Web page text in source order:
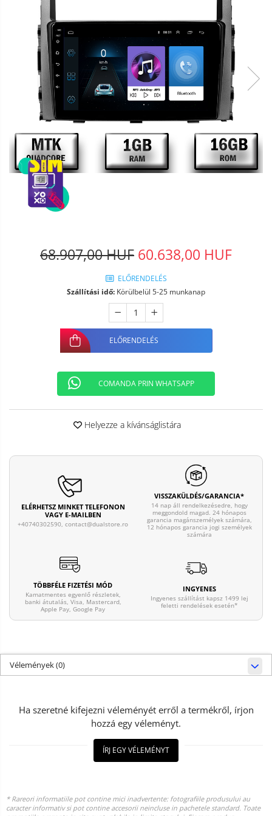
68.907,00 HUF 60.638,00 HUF
ELŐRENDELÉS
Szállítási idő: Körülbelül 5-25 munkanap
ELŐRENDELÉS
COMANDA PRIN WHATSAPP
Helyezze a kívánságlistára
ELÉRHETSZ MINKET TELEFONON
VAGY E-MAILBEN
+40740302590, contact@dualstore.ro
VISSZAKÜLDÉS/GARANCIA*
14 nap áll rendelkezésedre, hogy
meggondold magad. 24 hónapos
garancia magánszemélyek számára,
12 hónapos garancia jogi személyek
számára
TÖBBFÉLE FIZETÉSI MÓD
Kamatmentes egyenlő részletek,
banki átutalás, Visa, Mastercard,
Apple Pay, Google Pay
INGYENES
Ingyenes szállítást kapsz 1499 lej
feletti rendelések esetén*
Vélemények(0)
Ha szeretné kifejezni véleményét erről a termékről, írjon
hozzá egy véleményt.
ÍRJ EGY VÉLEMÉNYT